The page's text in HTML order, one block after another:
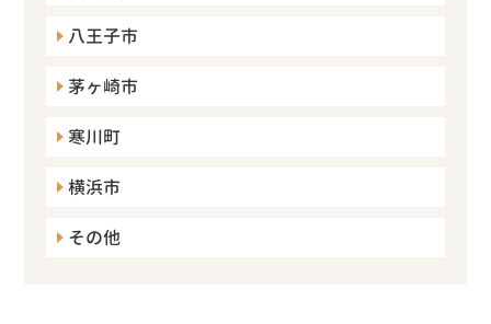
八王子市
茅ヶ崎市
寒川町
横浜市
その他